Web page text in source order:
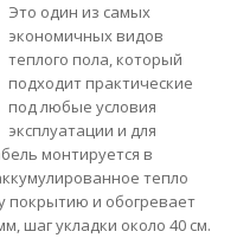
Это один из самых
экономичных видов
теплого пола, который
подходит практические
под любые условия
эксплуатации и для
монтируется в
тепло
покрытию и обогревает
шаг укладки около 40 см.